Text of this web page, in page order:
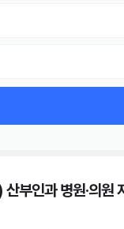
부인과 병원·의원